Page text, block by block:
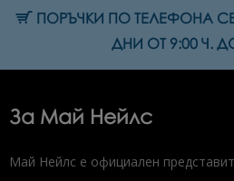
ПОРЪЧКИ ПО ТЕЛЕФОНА
ДНИ ОТ 9:00 Ч.
За Май Нейлс
Май Нейлс е официален